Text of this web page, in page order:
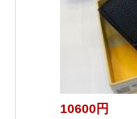
10600円